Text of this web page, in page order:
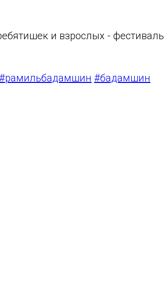
и взрослых - фестиваль
#бадамшин